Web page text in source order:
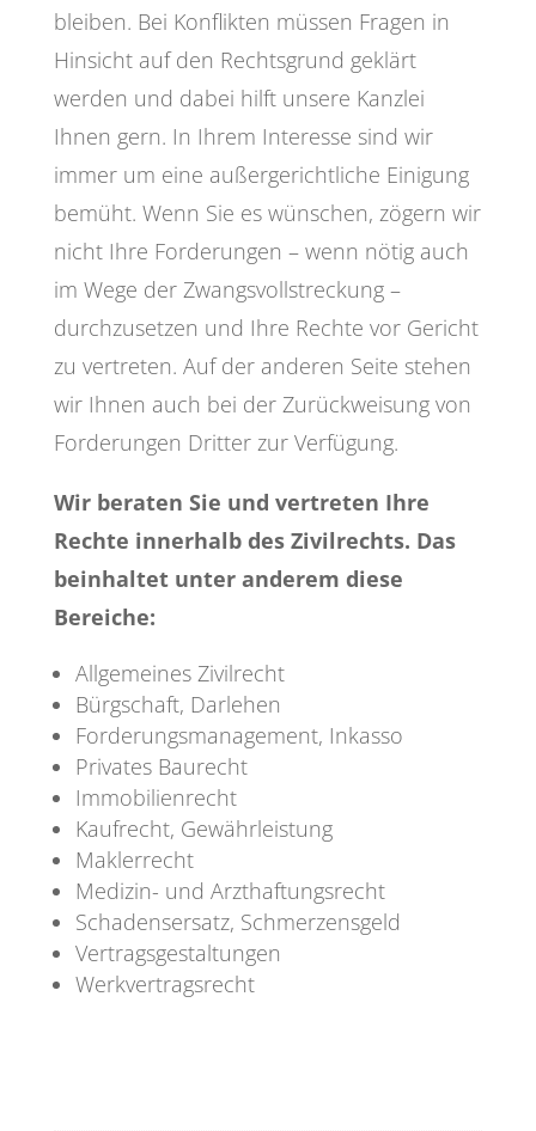
bleiben. Bei Konflikten müssen Fragen in
Hinsicht auf den Rechtsgrund geklärt
werden und dabei hilft unsere Kanzlei
Ihnen gern. In Ihrem Interesse sind wir
immer um eine außergerichtliche Einigung
bemüht. Wenn Sie es wünschen, zögern wir
nicht Ihre Forderungen – wenn nötig auch
im Wege der Zwangsvollstreckung –
durchzusetzen und Ihre Rechte vor Gericht
zu vertreten. Auf der anderen Seite stehen
wir Ihnen auch bei der Zurückweisung von
Forderungen Dritter zur Verfügung.
Wir beraten Sie und vertreten Ihre
Rechte innerhalb des Zivilrechts. Das
beinhaltet unter anderem diese
Bereiche:
Allgemeines Zivilrecht
Bürgschaft, Darlehen
Forderungsmanagement, Inkasso
Privates Baurecht
Immobilienrecht
Kaufrecht, Gewährleistung
Maklerrecht
Medizin- und Arzthaftungsrecht
Schadensersatz, Schmerzensgeld
Vertragsgestaltungen
Werkvertragsrecht